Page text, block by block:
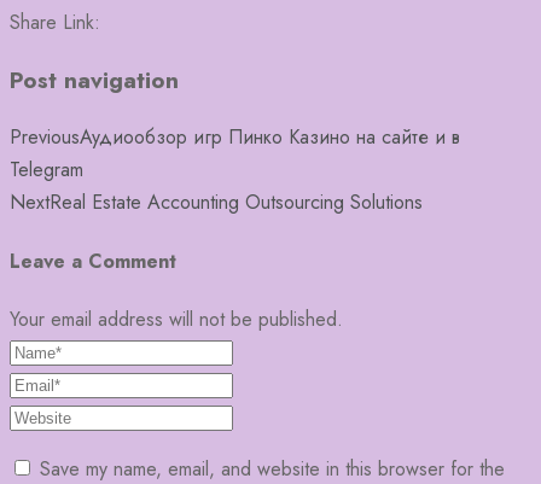
Share Link:
Post navigation
PreviousАудиообзор игр Пинко Казино на сайте и в
Telegram
NextReal Estate Accounting Outsourcing Solutions
Leave a Comment
Your email address will not be published.
Save my name, email, and website in this browser for the